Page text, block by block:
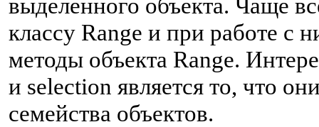
выделенного объекта. Чаще
классу Range и при работе с
методы объекта Range.
и selection является то, что
семейства объектов.